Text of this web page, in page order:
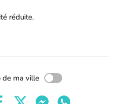
réduite.
de ma ville